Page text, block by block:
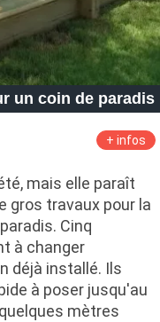
un coin de paradis
+ infos
mais elle paraît
gros travaux pour la
Cinq
à changer
déjà installé. Ils
à poser jusqu'au
mètres